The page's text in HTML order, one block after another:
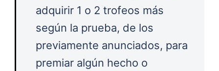
adquirir 1 o 2 trofeos más
según la prueba, de los
previamente anunciados, para
premiar algún hecho o